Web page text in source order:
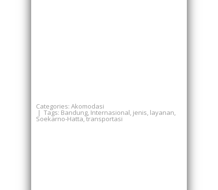
Categories: Akomodasi
| Tags: Bandung, Internasional, jenis, layanan,
Soekarno-Hatta,transportasi